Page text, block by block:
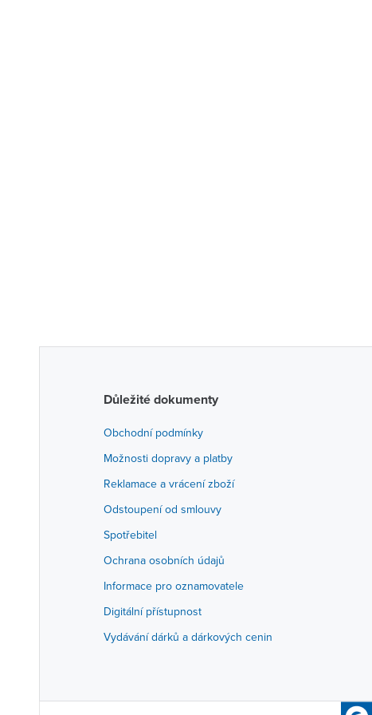
Důležité dokumenty
Obchodní podmínky
Možnosti dopravy a platby
Reklamace a vrácení zboží
Odstoupení od smlouvy
Spotřebitel
Ochrana osobních údajů
Informace pro oznamovatele
Digitální přístupnost
Vydávání dárků a dárkových cenin